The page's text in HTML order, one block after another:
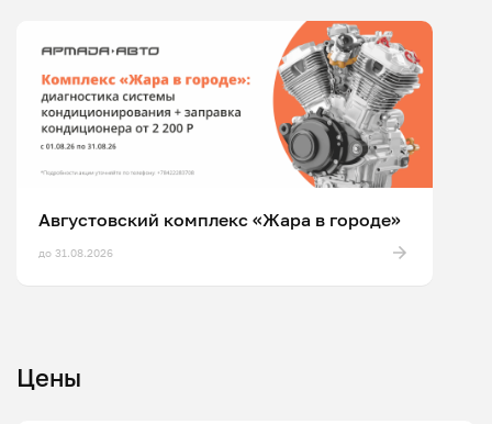
Августовский комплекс «Жара в городе»
до 31.08.2026
Цены